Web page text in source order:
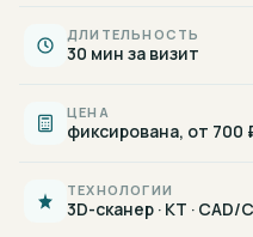
ДЛИТЕЛЬНОСТЬ
30 мин за визит
ЦЕНА
фиксирована, от 700
ТЕХНОЛОГИИ
3D-сканер · КТ · CAD/